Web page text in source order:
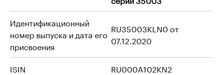
Идентификационный
номер выпуска и дата его
присвоения
RU35003KLN0 от
07.12.2020
ISIN
RU000A102KN2